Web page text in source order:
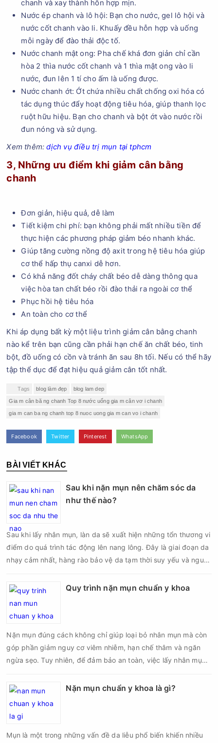
chanh và xay thành hỗn hợp mịn.
Nước ép chanh và lô hội: Bạn cho nước, gel lô hội và
nước cốt chanh vào li. Khuấy đều hỗn hợp và uống
mỗi ngày để đào thải độc tố.
Nước chanh mật ong: Pha chế khá đơn giản chỉ cần
hòa 2 thìa nước cốt chanh và 1 thìa mật ong vào li
nước, đun lên 1 tí cho ấm là uống được.
Nước chanh ớt: Ớt chứa nhiều chất chống oxi hóa có
tác dụng thúc đẩy hoạt động tiêu hóa, giúp thanh lọc
ruột hữu hiệu. Bạn cho chanh và bột ớt vào nước rồi
đun nóng và sử dụng.
Xem thêm:dịch vụ điều trị mụn tại tphcm
3, Những ưu điểm khi giảm cân bằng
chanh
Đơn giản, hiệu quả, dễ làm
Tiết kiệm chi phí: bạn không phải mất nhiều tiền để
thực hiện các phương pháp giảm béo nhanh khác.
Giúp tăng cường nồng độ axit trong hệ tiêu hóa giúp
cơ thể hấp thụ canxi dễ hơn.
Có khả năng đốt cháy chất béo dễ dàng thông qua
việc hòa tan chất béo rồi đào thải ra ngoài cơ thể
Phục hồi hệ tiêu hóa
An toàn cho cơ thể
Khi áp dụng bất kỳ một liệu trình giảm cân bằng chanh
nào kể trên bạn cũng cần phải hạn chế ăn chất béo, tinh
bột, đồ uống có cồn và tránh ăn sau 8h tối. Nếu có thể hãy
tập thể dục để đạt hiệu quả giảm cân tốt nhất.
Tags blog làm đẹp blog lam dep
Gia m cân bă ng chanh Top 8 nước uống gia m cân vơ i chanh
gia m can ba ng chanh top 8 nuoc uong gia m can vo i chanh
Facebook Twitter Pinterest WhatsApp
BÀI VIẾT KHÁC
Sau khi nặn mụn nên chăm sóc da
như thế nào?
Sau khi lấy nhân mụn, làn da sẽ xuất hiện những tổn thương vi
điểm do quá trình tác động lên nang lông. Đây là giai đoạn da
nhạy cảm nhất, hàng rào bảo vệ da tạm thời suy yếu và nguy
nếu chăm sóc không đúng cách. Chính vì vậy, việc chăm sóc
Quy trình nặn mụn chuẩn y khoa
Nặn mụn đúng cách không chỉ giúp loại bỏ nhân mụn mà còn
góp phần giảm nguy cơ viêm nhiễm, hạn chế thâm và ngăn
ngừa sẹo. Tuy nhiên, để đảm bảo an toàn, việc lấy nhân mụn
đủ các bước vô khuẩn và chăm sóc sau điều trị.
Nặn mụn chuẩn y khoa là gì?
Mụn là một trong những vấn đề da liễu phổ biến khiến nhiều